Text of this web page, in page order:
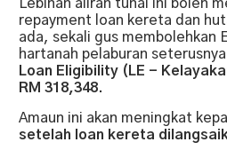
Lebihan aliran tunai ini boleh
repayment loan kereta dan
ada, sekali gus membolehkan
hartanah pelaburan
Loan Eligibility (LE -
RM 318,348.
Amaun ini akan meningkat
setelah loan kereta